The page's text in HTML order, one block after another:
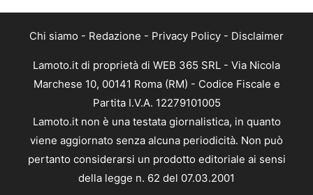
Chi siamo - Redazione - Privacy Policy - Disclaimer
Lamoto.it di proprietà di WEB 365 SRL - Via Nicola
Marchese 10, 00141 Roma (RM) - Codice Fiscale e
Partita I.V.A. 12279101005
Lamoto.it non è una testata giornalistica, in quanto
viene aggiornato senza alcuna periodicità. Non può
pertanto considerarsi un prodotto editoriale ai sensi
della legge n. 62 del 07.03.2001